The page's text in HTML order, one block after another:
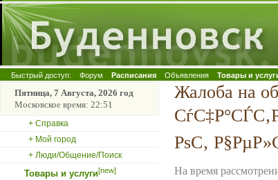
Быстрый доступ: Форум Расписания Объявления Товары и
Пятница, 7 Августа, 2026 год
Московское время: 22:51
+ Справка
+ Мой город
+ Люди/Общение/Поиск
Товары и услуги[new]
Жалоба на
РѕС‚
На время